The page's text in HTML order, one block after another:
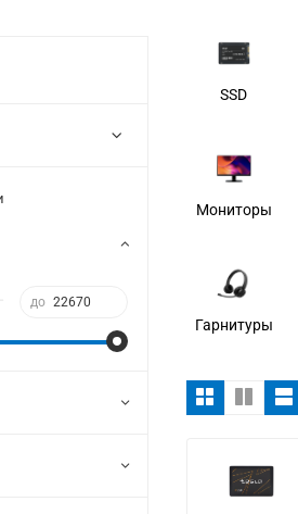
SSD
Мониторы
Гарнитуры
до